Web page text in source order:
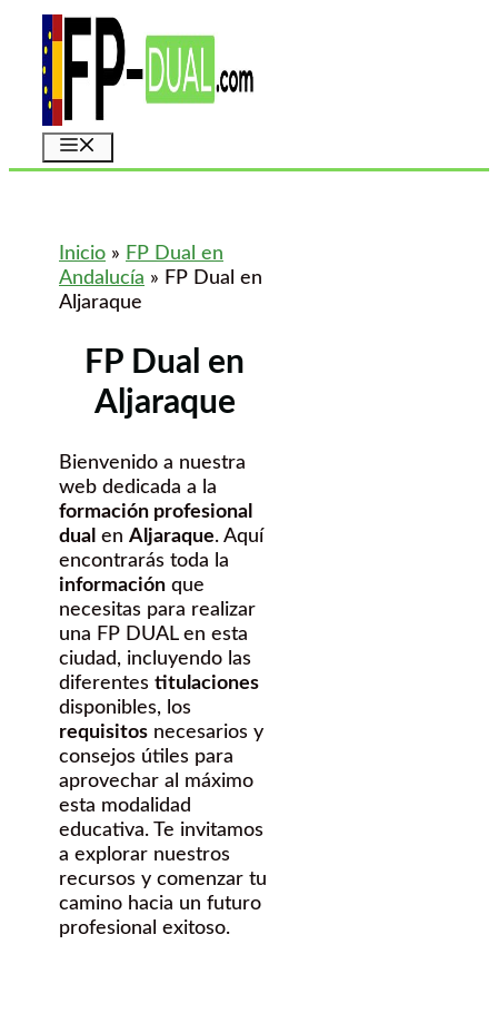
Saltar
contenido
Inicio » FP Dual en
Andalucía » FP Dual en
Aljaraque
FP Dual en
Aljaraque
Bienvenido a nuestra
web dedicada a la
formación profesional
dual en Aljaraque. Aquí
encontrarás toda la
información que
necesitas para realizar
una FP DUAL en esta
ciudad, incluyendo las
diferentes titulaciones
disponibles, los
requisitos necesarios y
consejos útiles para
aprovechar al máximo
esta modalidad
educativa. Te invitamos
a explorar nuestros
recursos y comenzar tu
camino hacia un futuro
profesional exitoso.